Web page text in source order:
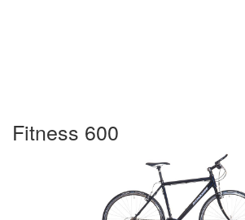
Fitness 600